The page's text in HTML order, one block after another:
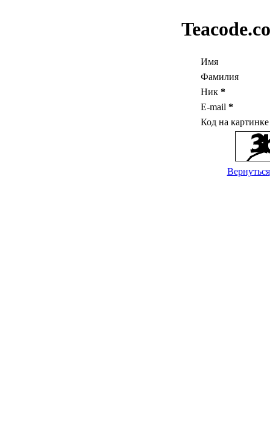
Имя
Фамилия
Ник *
E-mail *
Код на
Вернуться